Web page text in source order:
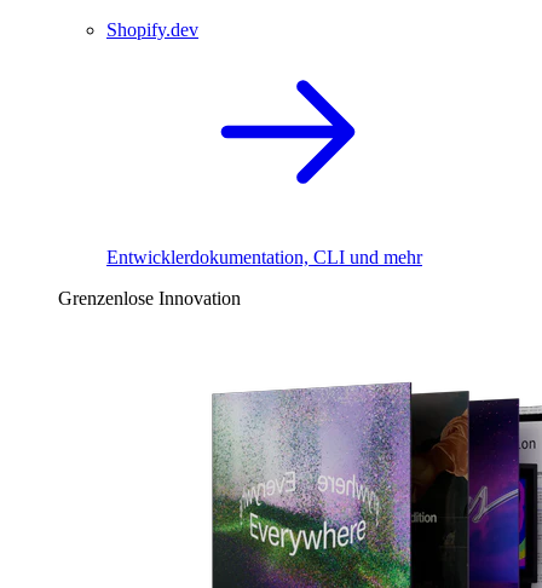
Shopify.dev
Entwicklerdokumentation, CLI und mehr
Grenzenlose Innovation